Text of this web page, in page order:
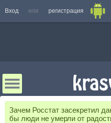
Вход или регистрация
Зачем Росстат засекретил
бы люди не умерли от